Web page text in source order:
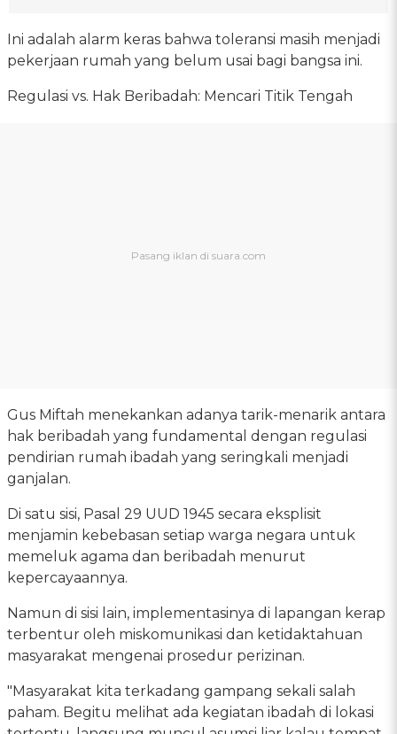
Ini adalah alarm keras bahwa toleransi masih menjadi
pekerjaan rumah yang belum usai bagi bangsa ini.
Regulasi vs. Hak Beribadah: Mencari Titik Tengah
Gus Miftah menekankan adanya tarik-menarik antara
hak beribadah yang fundamental dengan regulasi
pendirian rumah ibadah yang seringkali menjadi
ganjalan.
Di satu sisi, Pasal 29 UUD 1945 secara eksplisit
menjamin kebebasan setiap warga negara untuk
memeluk agama dan beribadah menurut
kepercayaannya.
Namun di sisi lain, implementasinya di lapangan kerap
terbentur oleh miskomunikasi dan ketidaktahuan
masyarakat mengenai prosedur perizinan.
"Masyarakat kita terkadang gampang sekali salah
paham. Begitu melihat ada kegiatan ibadah di lokasi